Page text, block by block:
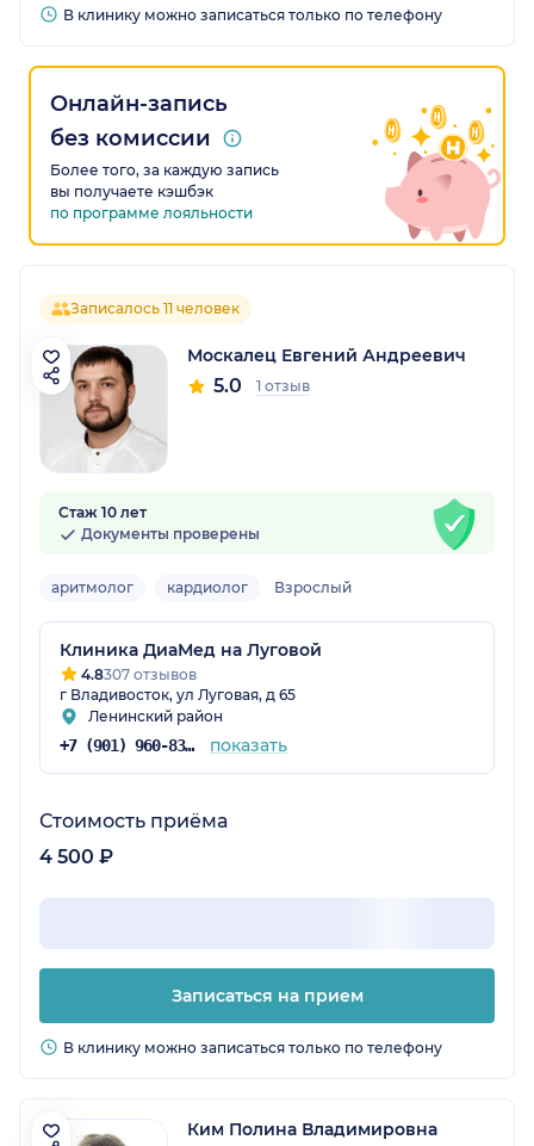
В клинику можно записаться только по телефону
Онлайн-запись
без комиссии
Более того, за каждую запись
вы получаете кэшбэк
по программе лояльности
Записалось 11 человек
Москалец Евгений Андреевич
5.0 1 отзыв
Стаж 10 лет
Документы проверены
аритмолог кардиолог Взрослый
Клиника ДиаМед на Луговой
4.8307 отзывов
г Владивосток, ул Луговая, д 65
Ленинский район
+7 (901) 960-83-48 показать
Стоимость приёма
4 500 ₽
Записаться на прием
В клинику можно записаться только по телефону
Ким Полина Владимировна